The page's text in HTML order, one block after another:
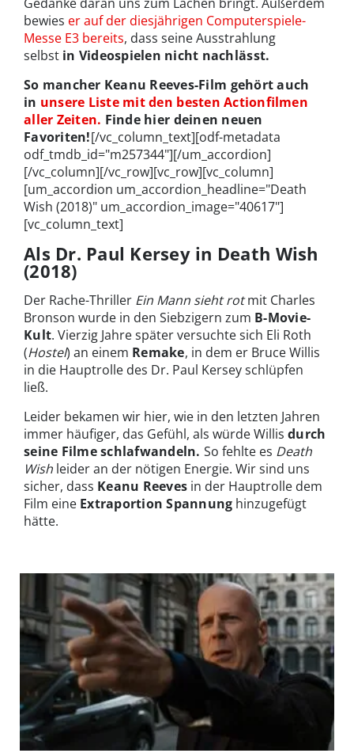
bewies er auf der diesjährigen Computerspiele-
Messe E3 bereits, dass seine Ausstrahlung
selbst in Videospielen nicht nachlässt.
So mancher Keanu Reeves-Film gehört auch
in unsere Liste mit den besten Actionfilmen
aller Zeiten. Finde hier deinen neuen
Favoriten![/vc_column_text][odf-metadata
odf_tmdb_id="m257344"][/um_accordion]
[/vc_column][/vc_row][vc_row][vc_column]
[um_accordion um_accordion_headline="Death
Wish (2018)" um_accordion_image="40617"]
[vc_column_text]
Als Dr. Paul Kersey in Death Wish
(2018)
Der Rache-Thriller Ein Mann sieht rotmit Charles
Bronson wurde in den Siebzigern zum B-Movie-
Kult. Vierzig Jahre später versuchte sich Eli Roth
(Hostel) an einem Remake, in dem er Bruce Willis
in die Hauptrolle des Dr. Paul Kersey schlüpfen
ließ.
Leider bekamen wir hier, wie in den letzten Jahren
immer häufiger, das Gefühl, als würde Willis durch
seine Filme schlafwandeln.So fehlte es Death
Wish leider an der nötigen Energie. Wir sind uns
sicher, dass Keanu Reeves in der Hauptrolle dem
Film eine Extraportion Spannung hinzugefügt
hätte.